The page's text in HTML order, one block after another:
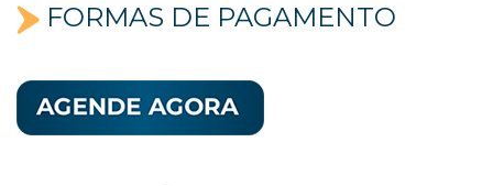
FORMAS DE PAGAMENTO